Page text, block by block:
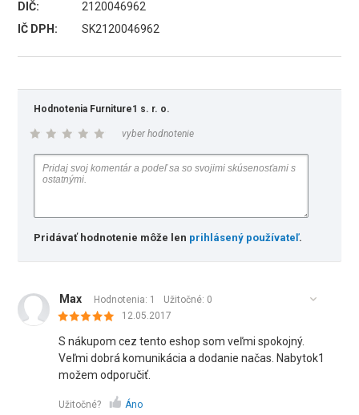
DIČ:
2120046962
IČ DPH:
SK2120046962
Hodnotenia Furniture1 s. r. o.
vyber hodnotenie
Pridávať hodnotenie môže len prihlásený používateľ.
Max Hodnotenia: 1 Užitočné: 0
12.05.2017
S nákupom cez tento eshop som veľmi spokojný.
Veľmi dobrá komunikácia a dodanie načas. Nabytok1
možem odporučiť.
Užitočné? Áno